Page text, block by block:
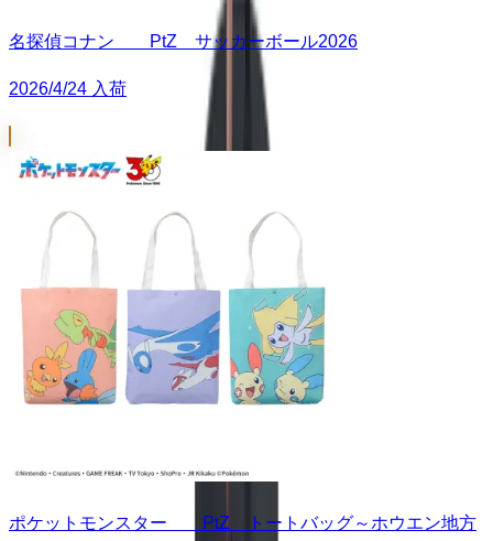
名探偵コナン PtZ サッカーボール2026
2026/4/24 入荷
ポケットモンスター PtZ トートバッグ～ホウエン地方